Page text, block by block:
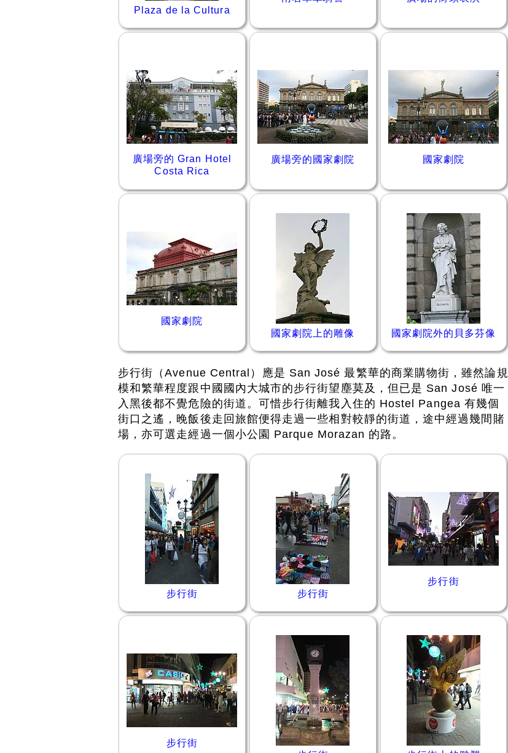
Plaza de la Cultura
廣場旁的 Gran Hotel
Costa Rica
廣場旁的國家劇院 國家劇院
國家劇院
國家劇院上的雕像
國家劇院外的貝多芬像
步行街（Avenue Central）應是 San José 最繁華的商業購物街，雖然論規
模和繁華程度跟中國國內大城市的步行街望塵莫及，但已是 San José 唯一
入黑後都不覺危險的街道。可惜步行街離我入住的 Hostel Pangea 有幾個
街口之遙，晚飯後走回旅館便得走過一些相對較靜的街道，途中經過幾間賭
場，亦可選走經過一個小公園 Parque Morazan 的路。
步行街 步行街
步行街
步行街